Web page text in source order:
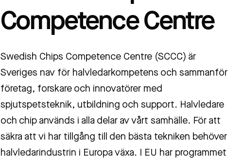
Competence Centre
Swedish Chips Competence Centre (SCCC) är
Sveriges nav för halvledarkompetens och sammanför
företag, forskare och innovatörer med
spjutspetsteknik, utbildning och support. Halvledare
och chip används i alla delar av vårt samhälle. För att
säkra att vi har tillgång till den bästa tekniken behöver
halvledarindustrin i Europa växa. I EU har programmet